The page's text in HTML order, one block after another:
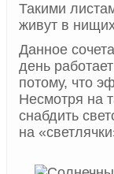
Такими
живут в
Данное
день
потому, что
Несмотря на
снабдить
на